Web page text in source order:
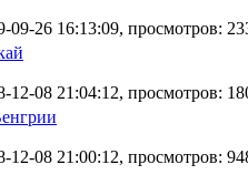
09-26 16:13:09, просмотров:
12-08 21:04:12, просмотров:
12-08 21:00:12, просмотров: